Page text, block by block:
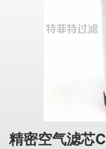
精密空气滤芯